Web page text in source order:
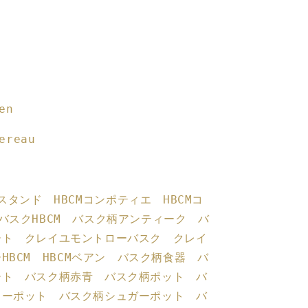
タンド HBCM コンポティエ HBCMコ
スク HBCM バスク柄アンティーク バ
ト クレイユモントローバスク クレイ
HBCM HBCMベアン バスク柄食器 バ
ト バスク柄赤青 バスク柄ポット バ
ーポット バスク柄シュガーポット バ